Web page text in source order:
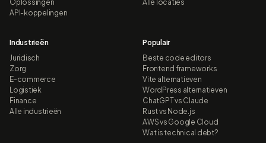
Oplossingen
API-koppelingen
Alle locaties
Industrieën
Juridisch
Zorg
E-commerce
Logistiek
Finance
Alle industrieën
Populair
Beste code editors
Frontend frameworks
Vite alternatieven
WordPress alternatieven
ChatGPT vs Claude
Rust vs Node.js
AWS vs Google Cloud
Wat is technical debt?